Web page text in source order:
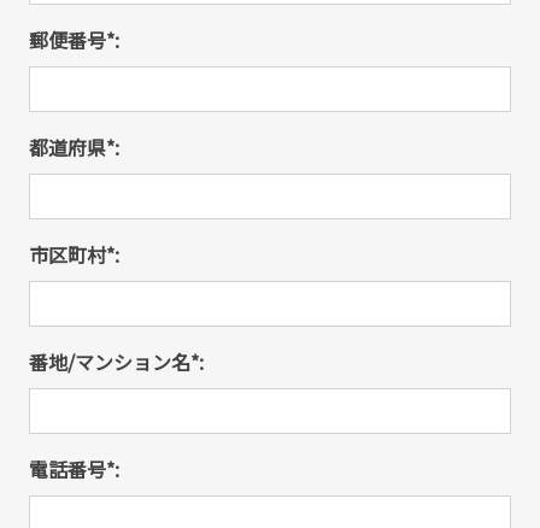
郵便番号*:
都道府県*:
市区町村*:
番地/マンション名*:
電話番号*: